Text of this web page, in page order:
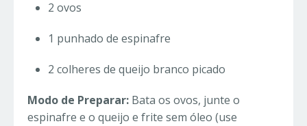
2 ovos
1 punhado de espinafre
2 colheres de queijo branco picado
Modo de Preparar: Bata os ovos, junte o
espinafre e o queijo e frite sem óleo (use